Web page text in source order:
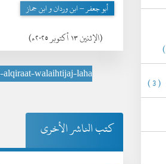
(الإثنين ١٣ أكتوبر ٢٠٢٥ء)
أبو جعفر – ابن وردان و ابن جماز
walaihtijaj-laha
كتب الناشر الأخرى
( 3 )